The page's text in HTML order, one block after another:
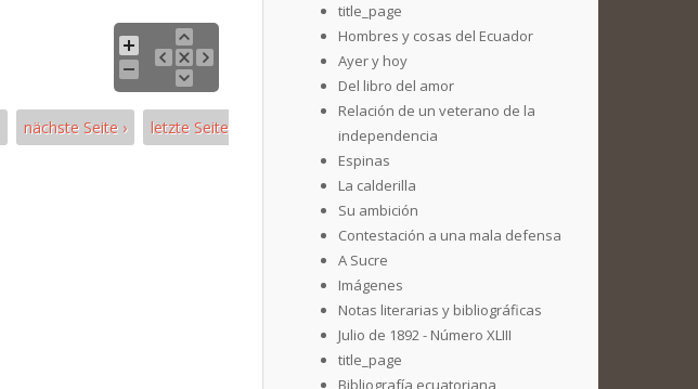
nächste Seite ›
letzte Seite
title_page
Hombres y cosas del Ecuador
Ayer y hoy
Del libro del amor
Relación de un veterano de la
independencia
Espinas
La calderilla
Su ambición
Contestación a una mala defensa
A Sucre
Imágenes
Notas literarias y bibliográficas
Julio de 1892 - Número XLIII
title_page
Bibliografía ecuatoriana